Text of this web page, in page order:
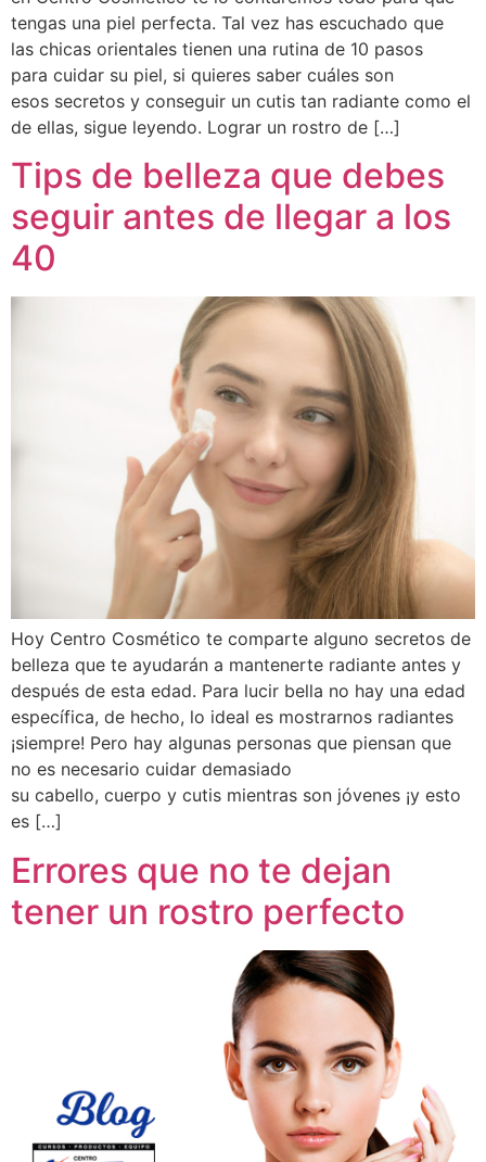
tengas una piel perfecta. Tal vez has escuchado que
las chicas orientales tienen una rutina de 10 pasos
para cuidar su piel, si quieres saber cuáles son
esos secretos y conseguir un cutis tan radiante como el
de ellas, sigue leyendo. Lograr un rostro de […]
Tips de belleza que debes
seguir antes de llegar a los
40
Hoy Centro Cosmético te comparte alguno secretos de
belleza que te ayudarán a mantenerte radiante antes y
después de esta edad. Para lucir bella no hay una edad
específica, de hecho, lo ideal es mostrarnos radiantes
¡siempre! Pero hay algunas personas que piensan que
no es necesario cuidar demasiado
su cabello, cuerpo y cutis mientras son jóvenes ¡y esto
es […]
Errores que no te dejan
tener un rostro perfecto